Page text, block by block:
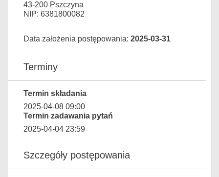
43-200 Pszczyna
NIP: 6381800082
Data założenia postępowania: 2025-03-31
Terminy
Termin składania
2025-04-08 09:00
Termin zadawania pytań
2025-04-04 23:59
Szczegóły postępowania